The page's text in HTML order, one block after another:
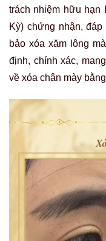
trách nhiệm hữu hạn
Kỳ) chứng nhận,
bảo xóa xăm lông
định, chính xác,
về xóa chân mày